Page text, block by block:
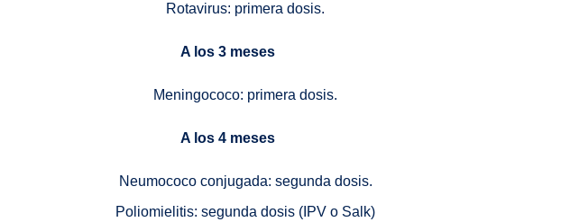
Rotavirus: primera dosis.
A los 3 meses
Meningococo: primera dosis.
A los 4 meses
Neumococo conjugada: segunda dosis.
Poliomielitis: segunda dosis (IPV o Salk)